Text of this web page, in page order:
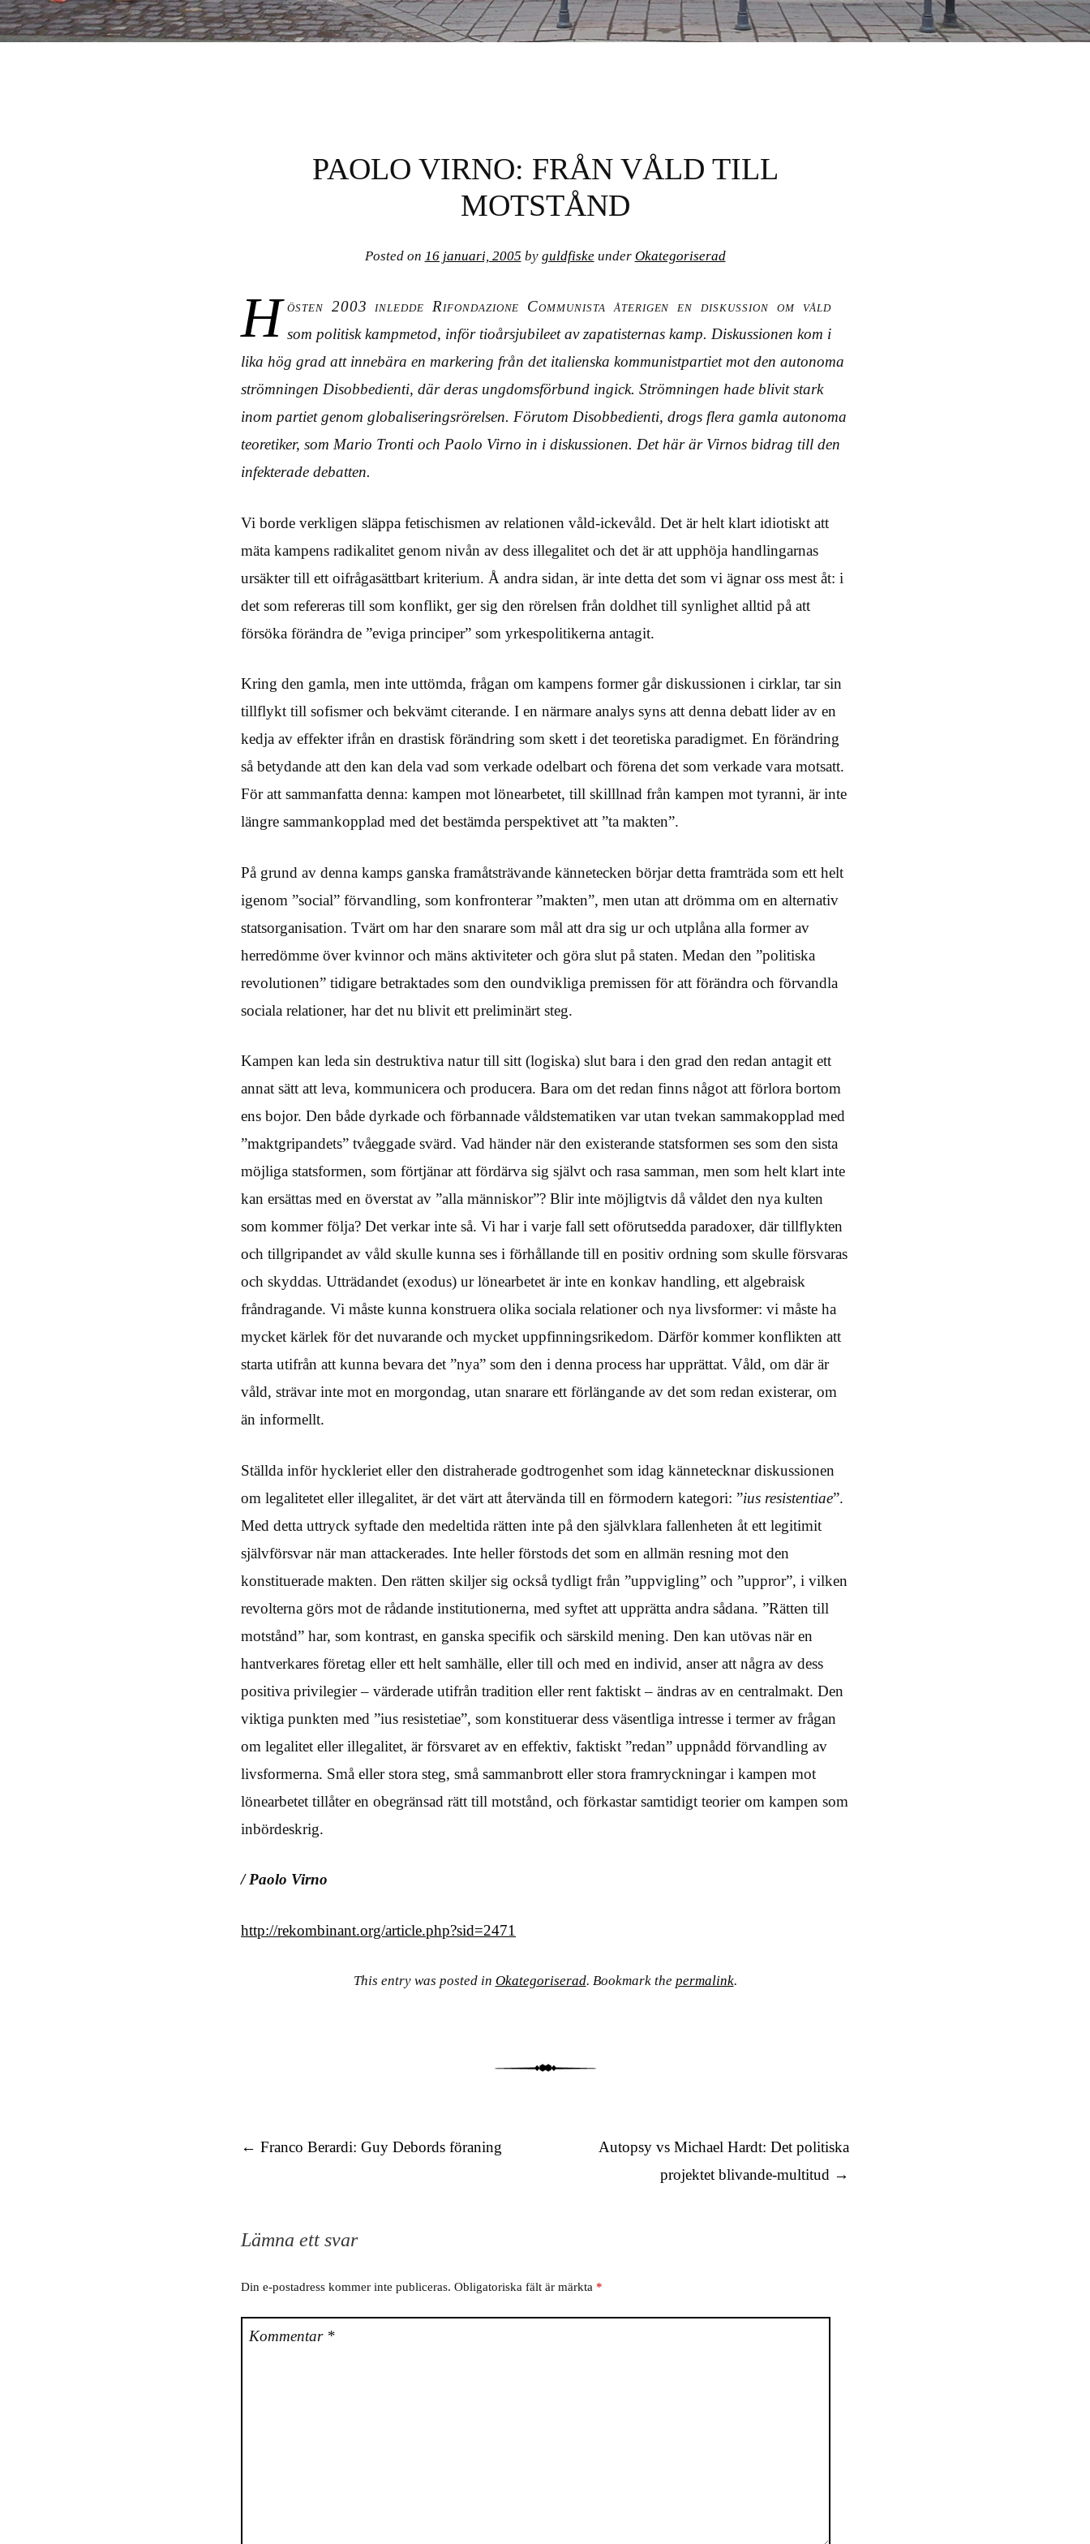
PAOLO VIRNO: FRÅN VÅLD TILL
MOTSTÅND
Posted on 16 januari, 2005 by guldfiskeunder Okategoriserad
H östen 2003 inledde Rifondazione Communista återigen en diskussion om våld
som politisk kampmetod, inför tioårsjubileet av zapatisternas kamp. Diskussionen kom i
lika hög grad att innebära en markering från det italienska kommunistpartiet mot den autonoma
strömningen Disobbedienti, där deras ungdomsförbund ingick. Strömningen hade blivit stark
inom partiet genom globaliseringsrörelsen. Förutom Disobbedienti, drogs flera gamla autonoma
teoretiker, som Mario Tronti och Paolo Virno in i diskussionen. Det här är Virnos bidrag till den
infekterade debatten.
Vi borde verkligen släppa fetischismen av relationen våld-ickevåld. Det är helt klart idiotiskt att
mäta kampens radikalitet genom nivån av dess illegalitet och det är att upphöja handlingarnas
ursäkter till ett oifrågasättbart kriterium. Å andra sidan, är inte detta det som vi ägnar oss mest åt: i
det som refereras till som konflikt, ger sig den rörelsen från doldhet till synlighet alltid på att
försöka förändra de ”eviga principer” som yrkespolitikerna antagit.
Kring den gamla, men inte uttömda, frågan om kampens former går diskussionen i cirklar, tar sin
tillflykt till sofismer och bekvämt citerande. I en närmare analys syns att denna debatt lider av en
kedja av effekter ifrån en drastisk förändring som skett i det teoretiska paradigmet. En förändring
så betydande att den kan dela vad som verkade odelbart och förena det som verkade vara motsatt.
För att sammanfatta denna: kampen mot lönearbetet, till skilllnad från kampen mot tyranni, är inte
längre sammankopplad med det bestämda perspektivet att ”ta makten”.
På grund av denna kamps ganska framåtsträvande kännetecken börjar detta framträda som ett helt
igenom ”social” förvandling, som konfronterar ”makten”, men utan att drömma om en alternativ
statsorganisation. Tvärt om har den snarare som mål att dra sig ur och utplåna alla former av
herredömme över kvinnor och mäns aktiviteter och göra slut på staten. Medan den ”politiska
revolutionen” tidigare betraktades som den oundvikliga premissen för att förändra och förvandla
sociala relationer, har det nu blivit ett preliminärt steg.
Kampen kan leda sin destruktiva natur till sitt (logiska) slut bara i den grad den redan antagit ett
annat sätt att leva, kommunicera och producera. Bara om det redan finns något att förlora bortom
ens bojor. Den både dyrkade och förbannade våldstematiken var utan tvekan sammakopplad med
”maktgripandets” tvåeggade svärd. Vad händer när den existerande statsformen ses som den sista
möjliga statsformen, som förtjänar att fördärva sig självt och rasa samman, men som helt klart inte
kan ersättas med en överstat av ”alla människor”? Blir inte möjligtvis då våldet den nya kulten
som kommer följa? Det verkar inte så. Vi har i varje fall sett oförutsedda paradoxer, där tillflykten
och tillgripandet av våld skulle kunna ses i förhållande till en positiv ordning som skulle försvaras
och skyddas. Utträdandet (exodus) ur lönearbetet är inte en konkav handling, ett algebraisk
fråndragande. Vi måste kunna konstruera olika sociala relationer och nya livsformer: vi måste ha
mycket kärlek för det nuvarande och mycket uppfinningsrikedom. Därför kommer konflikten att
starta utifrån att kunna bevara det ”nya” som den i denna process har upprättat. Våld, om där är
våld, strävar inte mot en morgondag, utan snarare ett förlängande av det som redan existerar, om
än informellt.
Ställda inför hyckleriet eller den distraherade godtrogenhet som idag kännetecknar diskussionen
om legalitetet eller illegalitet, är det värt att återvända till en förmodern kategori: ”ius resistentiae”.
Med detta uttryck syftade den medeltida rätten inte på den självklara fallenheten åt ett legitimit
självförsvar när man attackerades. Inte heller förstods det som en allmän resning mot den
konstituerade makten. Den rätten skiljer sig också tydligt från ”uppvigling” och ”uppror”, i vilken
revolterna görs mot de rådande institutionerna, med syftet att upprätta andra sådana. ”Rätten till
motstånd” har, som kontrast, en ganska specifik och särskild mening. Den kan utövas när en
hantverkares företag eller ett helt samhälle, eller till och med en individ, anser att några av dess
positiva privilegier – värderade utifrån tradition eller rent faktiskt – ändras av en centralmakt. Den
viktiga punkten med ”ius resistetiae”, som konstituerar dess väsentliga intresse i termer av frågan
om legalitet eller illegalitet, är försvaret av en effektiv, faktiskt ”redan” uppnådd förvandling av
livsformerna. Små eller stora steg, små sammanbrott eller stora framryckningar i kampen mot
lönearbetet tillåter en obegränsad rätt till motstånd, och förkastar samtidigt teorier om kampen som
inbördeskrig.
/ Paolo Virno
http://rekombinant.org/article.php?sid=2471
This entry was posted in Okategoriserad. Bookmark the permalink.
Post navigation
← Franco Berardi: Guy Debords föraning
Autopsy vs Michael Hardt: Det politiska
projektet blivande-multitud →
Lämna ett svar
Din e-postadress kommer inte publiceras. Obligatoriska fält är märkta *
Kommentar *